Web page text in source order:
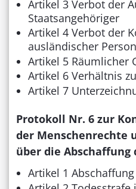
Artikel 3 Verbot der
Staatsangehöriger
Artikel 4 Verbot der
ausländischer
Artikel 5 Räumlicher
Artikel 6 Verhältnis
Artikel 7
Protokoll Nr. 6 zur
der Menschenrechte
über die Abschaffung
Artikel 1